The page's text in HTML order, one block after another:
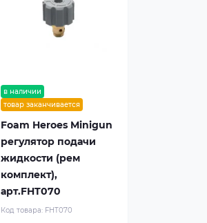
в наличии
товар заканчивается
Foam Heroes Minigun
регулятор подачи
жидкости (рем
комплект),
арт.FHT070
Код товара: FHT070